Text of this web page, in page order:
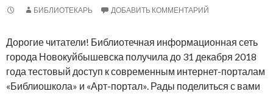
БИБЛИОТЕКАРЬ ДОБАВИТЬ КОММЕНТАРИЙ
Дорогие читатели! Библиотечная информационная сеть
города Новокуйбышевска получила до 31 декабря 2018
года тестовый доступ к современным интернет-порталам
«Библиошкола» и «Арт-портал». Рады поделиться с вами